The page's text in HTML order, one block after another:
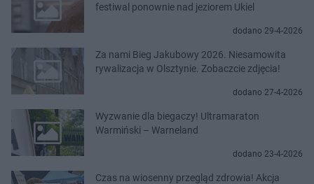
festiwal ponownie nad jeziorem Ukiel
dodano 29-4-2026
Za nami Bieg Jakubowy 2026. Niesamowita
rywalizacja w Olsztynie. Zobaczcie zdjęcia!
dodano 27-4-2026
Wyzwanie dla biegaczy! Ultramaraton
Warmiński – Warneland
dodano 23-4-2026
Czas na wiosenny przegląd zdrowia! Akcja